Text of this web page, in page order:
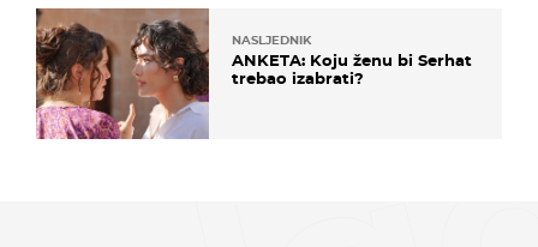
NASLJEDNIK
ANKETA: Koju ženu bi Serhat
trebao izabrati?